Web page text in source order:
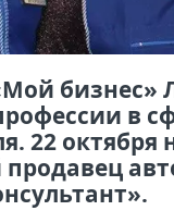
бизнес»
в
22